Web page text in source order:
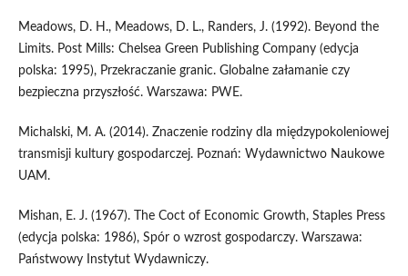
Meadows, D. H., Meadows, D. L., Randers, J. (1992). Beyond the
Limits. Post Mills: Chelsea Green Publishing Company (edycja
polska: 1995), Przekraczanie granic. Globalne załamanie czy
bezpieczna przyszłość. Warszawa: PWE.
Michalski, M. A. (2014). Znaczenie rodziny dla międzypokoleniowej
transmisji kultury gospodarczej. Poznań: Wydawnictwo Naukowe
UAM.
Mishan, E. J. (1967). The Coct of Economic Growth, Staples Press
(edycja polska: 1986), Spór o wzrost gospodarczy. Warszawa:
Państwowy Instytut Wydawniczy.